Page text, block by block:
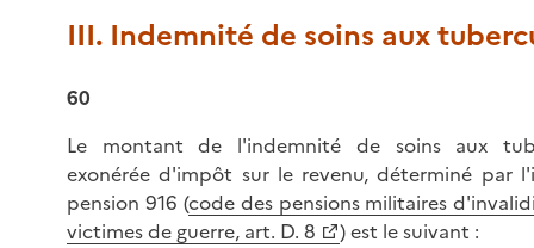
III. Indemnité de soins aux
60
Le montant de l'indemnité de soins aux
exonérée d'impôt sur le revenu, déterminé par
pension 916 (code des pensions militaires
victimes de guerre, art. D. 8
) est le suivant :